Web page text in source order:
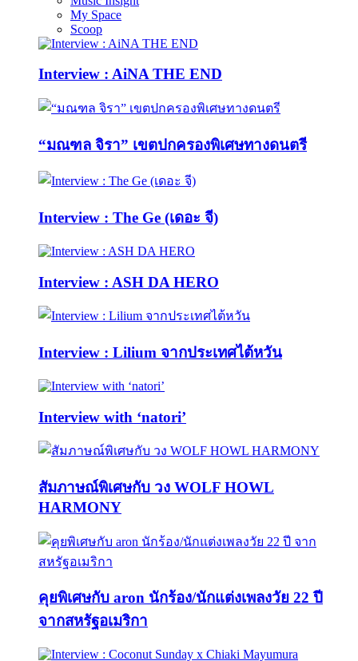
My Space
Scoop
Interview : AiNA THE END
“มณฑล จิรา” เขตปกครองพิเศษทางดนตรี
Interview : The Ge (เดอะ จี)
Interview : ASH DA HERO
Interview : Lilium จากประเทศไต้หวัน
Interview with ‘natori’
สัมภาษณ์พิเศษกับ วง WOLF HOWL
HARMONY
คุยพิเศษกับ aron นักร้อง/นักแต่งเพลงวัย 22 ปี
จากสหรัฐอเมริกา